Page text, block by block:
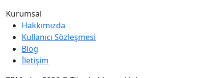
Kurumsal
Hakkımızda
Kullanıcı Sözleşmesi
Blog
İletişim